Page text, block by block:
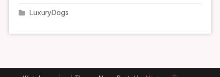
LuxuryDogs